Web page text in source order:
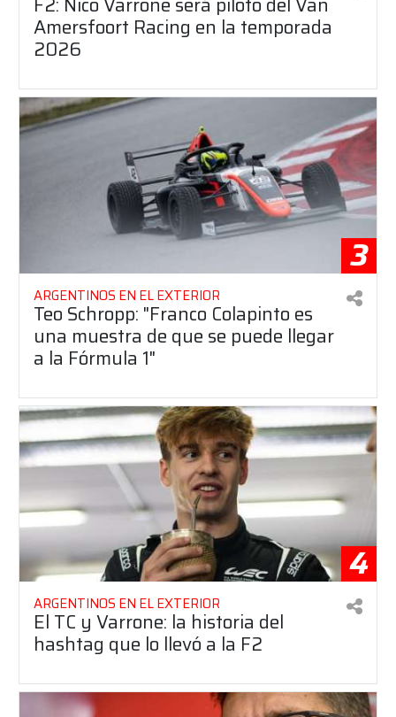
Amersfoort Racing en la temporada
2026
3
ARGENTINOS EN EL EXTERIOR
Teo Schropp: "Franco Colapinto es
una muestra de que se puede llegar
a la Fórmula 1"
4
ARGENTINOS EN EL EXTERIOR
El TC y Varrone: la historia del
hashtag que lo llevó a la F2